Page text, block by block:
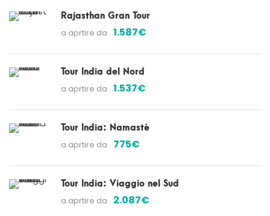
Rajasthan Gran Tour
a aprtire da 1.587€
Tour India del Nord
a aprtire da 1.537€
Tour India: Namastè
a aprtire da 775€
Tour India: Viaggio nel Sud
a aprtire da 2.087€